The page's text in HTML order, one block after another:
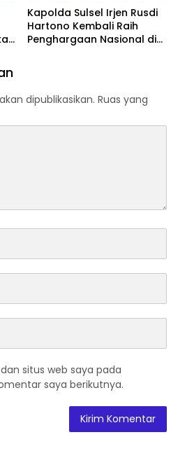
Kapolda Sulsel Irjen Rusdi
Hartono Kembali Raih
Penghargaan Nasional di
dipublikasikan. Ruas yang
situs web saya pada
saya berikutnya.